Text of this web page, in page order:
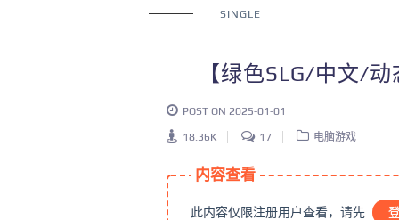
SINGLE
【绿色SLG/中文/
POST ON 2025-01-01
18.36K 17 电脑游戏
内容查看
此内容仅限注册用户查看，请先